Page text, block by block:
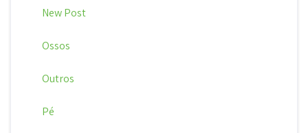
New Post
Ossos
Outros
Pé